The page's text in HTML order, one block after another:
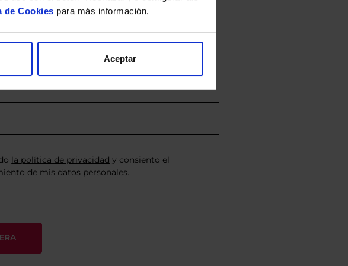
de Cookies para más información.
Aceptar
expertos le enviarán un estudio gratuito
costes.
la política de privacidad y consiento el
de mis datos personales.